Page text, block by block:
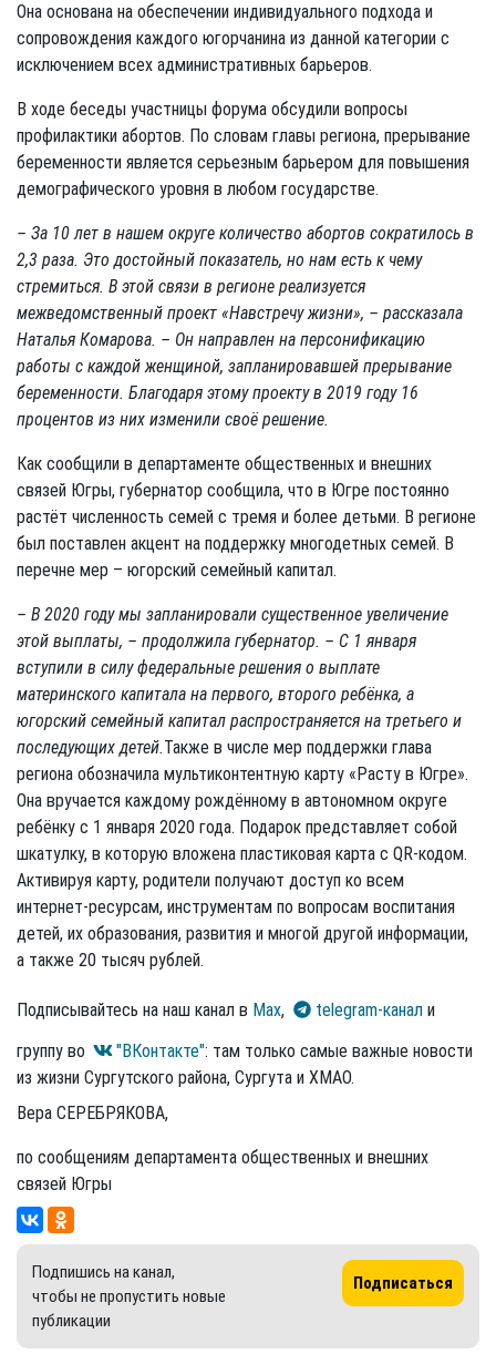
Она основана на обеспечении индивидуального подхода и
сопровождения каждого югорчанина из данной категории с
исключением всех административных барьеров.
В ходе беседы участницы форума обсудили вопросы
профилактики абортов. По словам главы региона, прерывание
беременности является серьезным барьером для повышения
демографического уровня в любом государстве.
– За 10 лет в нашем округе количество абортов сократилось в
2,3 раза. Это достойный показатель, но нам есть к чему
стремиться. В этой связи в регионе реализуется
межведомственный проект «Навстречу жизни», – рассказала
Наталья Комарова. – Он направлен на персонификацию
работы с каждой женщиной, запланировавшей прерывание
беременности. Благодаря этому проекту в 2019 году 16
процентов из них изменили своё решение.
Как сообщили в департаменте общественных и внешних
связей Югры, губернатор сообщила, что в Югре постоянно
растёт численность семей с тремя и более детьми. В регионе
был поставлен акцент на поддержку многодетных семей. В
перечне мер – югорский семейный капитал.
– В 2020 году мы запланировали существенное увеличение
этой выплаты, – продолжила губернатор. – С 1 января
вступили в силу федеральные решения о выплате
материнского капитала на первого, второго ребёнка, а
югорский семейный капитал распространяется на третьего и
последующих детей.Также в числе мер поддержки глава
региона обозначила мультиконтентную карту «Расту в Югре».
Она вручается каждому рождённому в автономном округе
ребёнку с 1 января 2020 года. Подарок представляет собой
шкатулку, в которую вложена пластиковая карта с QR-кодом.
Активируя карту, родители получают доступ ко всем
интернет-ресурсам, инструментам по вопросам воспитания
детей, их образования, развития и многой другой информации,
а также 20 тысяч рублей.
Подписывайтесь на наш канал в Max, telegram-канал и
группу во
"ВКонтакте": там только самые важные новости
из жизни Сургутского района, Сургута и ХМАО.
Вера СЕРЕБРЯКОВА,
по сообщениям департамента общественных и внешних
связей Югры
Подпишись на канал,
чтобы не пропустить новые
публикации
Подписаться